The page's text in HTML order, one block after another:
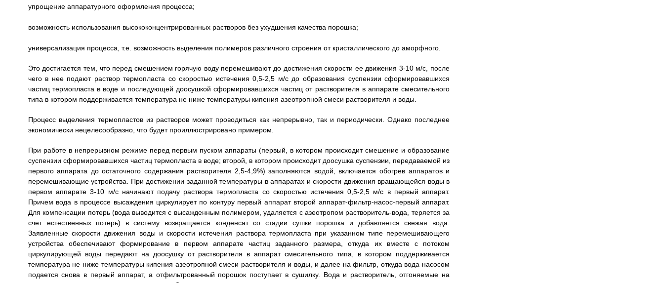
упрощение аппаратурного оформления процесса;
возможность использования высококонцентрированных растворов без ухудшения качества порошка;
универсализация процесса, т.е. возможность выделения полимеров различного строения от кристаллического до аморфного.
Это достигается тем, что перед смешением горячую воду перемешивают до достижения скорости ее движения 3-10 м/с, после
чего в нее подают раствор термопласта со скоростью истечения 0,5-2,5 м/с до образования суспензии сформировавшихся
частиц термопласта в воде и последующей доосушкой сформировавшихся частиц от растворителя в аппарате смесительного
типа в котором поддерживается температура не ниже температуры кипения азеотропной смеси растворителя и воды.
Процесс выделения термопластов из растворов может проводиться как непрерывно, так и периодически. Однако последнее
экономически нецелесообразно, что будет проиллюстрировано примером.
При работе в непрерывном режиме перед первым пуском аппараты (первый, в котором происходит смешение и образование
суспензии сформировавшихся частиц термопласта в воде; второй, в котором происходит доосушка суспензии, передаваемой из
первого аппарата до остаточного содержания растворителя 2,5-4,9%) заполняются водой, включается обогрев аппаратов и
перемешивающие устройства. При достижении заданной температуры в аппаратах и скорости движения вращающейся воды в
первом аппарате 3-10 м/с начинают подачу раствора термопласта со скоростью истечения 0,5-2,5 м/с в первый аппарат.
Причем вода в процессе высаждения циркулирует по контуру первый аппарат второй аппарат-фильтр-насос-первый аппарат.
Для компенсации потерь (вода выводится с высажденным полимером, удаляется с азеотропом растворитель-вода, теряется за
счет естественных потерь) в систему возвращается конденсат со стадии сушки порошка и добавляется свежая вода.
Заявленные скорости движения воды и скорости истечения раствора термопласта при указанном типе перемешивающего
устройства обеспечивают формирование в первом аппарате частиц заданного размера, откуда их вместе с потоком
циркулирующей воды передают на доосушку от растворителя в аппарат смесительного типа, в котором поддерживается
температура не ниже температуры кипения азеотропной смеси растворителя и воды, и далее на фильтр, откуда вода насосом
подается снова в первый аппарат, а отфильтрованный порошок поступает в сушилку. Вода и растворитель, отгоняемые на